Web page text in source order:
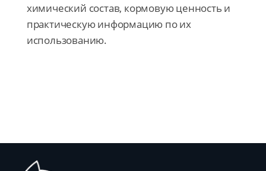
химический состав, кормовую ценность и
практическую информацию по их
использованию.